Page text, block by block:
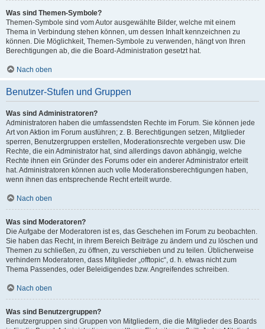
Was sind Themen-Symbole?
Themen-Symbole sind vom Autor ausgewählte Bilder, welche mit einem
Thema in Verbindung stehen können, um dessen Inhalt kennzeichnen zu
können. Die Möglichkeit, Themen-Symbole zu verwenden, hängt von Ihren
Berechtigungen ab, die die Board-Administration gesetzt hat.
Nach oben
Benutzer-Stufen und Gruppen
Was sind Administratoren?
Administratoren haben die umfassendsten Rechte im Forum. Sie können jede
Art von Aktion im Forum ausführen; z. B. Berechtigungen setzen, Mitglieder
sperren, Benutzergruppen erstellen, Moderationsrechte vergeben usw. Die
Rechte, die ein Administrator hat, sind allerdings davon abhängig, welche
Rechte ihnen ein Gründer des Forums oder ein anderer Administrator erteilt
hat. Administratoren können auch volle Moderationsberechtigungen haben,
wenn ihnen das entsprechende Recht erteilt wurde.
Nach oben
Was sind Moderatoren?
Die Aufgabe der Moderatoren ist es, das Geschehen im Forum zu beobachten.
Sie haben das Recht, in ihrem Bereich Beiträge zu ändern und zu löschen und
Themen zu schließen, zu öffnen, zu verschieben und zu teilen. Üblicherweise
verhindern Moderatoren, dass Mitglieder „offtopic“, d. h. etwas nicht zum
Thema Passendes, oder Beleidigendes bzw. Angreifendes schreiben.
Nach oben
Was sind Benutzergruppen?
Benutzergruppen sind Gruppen von Mitgliedern, die die Mitglieder des Boards